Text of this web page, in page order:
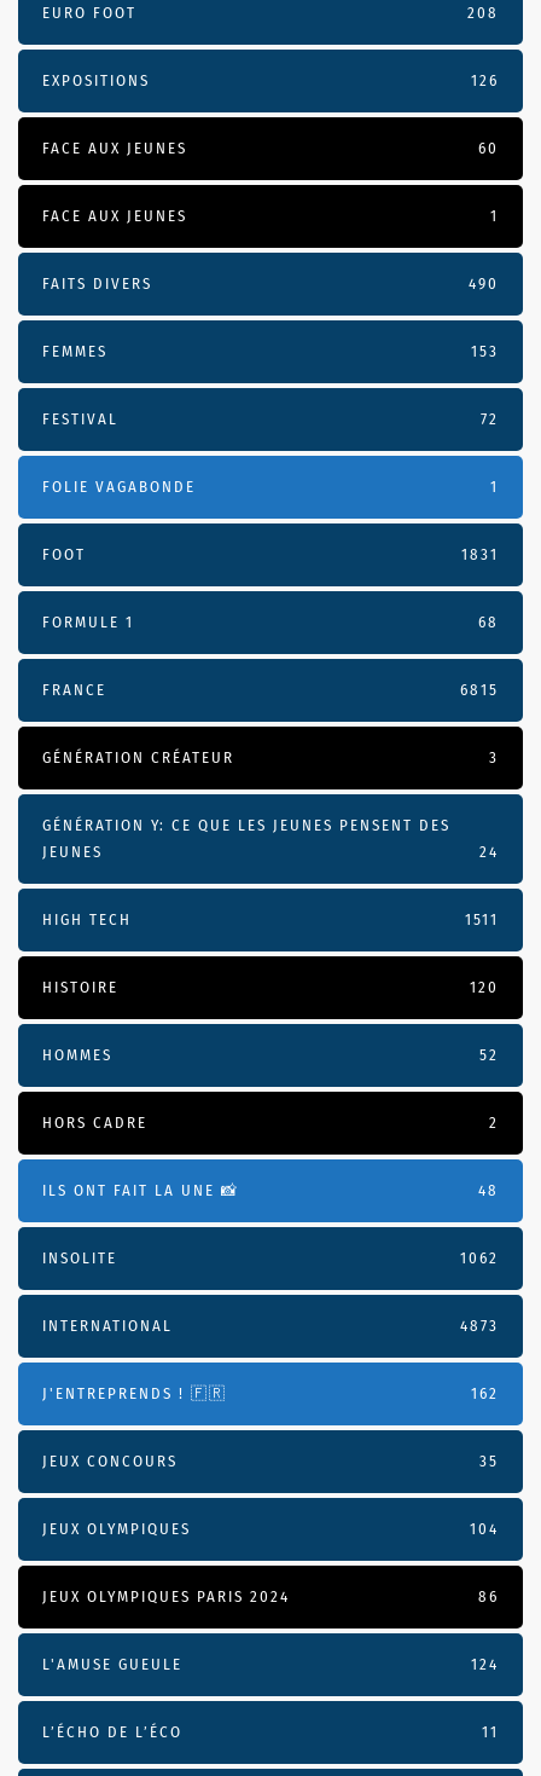
EURO FOOT 208
EXPOSITIONS 126
FACE AUX JEUNES 60
FACE AUX JEUNES 1
FAITS DIVERS 490
FEMMES 153
FESTIVAL 72
FOLIE VAGABONDE 1
FOOT 1831
FORMULE 1 68
FRANCE 6815
GÉNÉRATION CRÉATEUR 3
GÉNÉRATION Y: CE QUE LES JEUNES PENSENT DES
JEUNES
24
HIGH TECH 1511
HISTOIRE 120
HOMMES 52
HORS CADRE 2
ILS ONT FAIT LA UNE 📸 48
INSOLITE 1062
INTERNATIONAL 4873
J'ENTREPRENDS ! 🇫🇷 162
JEUX CONCOURS 35
JEUX OLYMPIQUES 104
JEUX OLYMPIQUES PARIS 2024 86
L'AMUSE GUEULE 124
L’ÉCHO DE L’ÉCO 11